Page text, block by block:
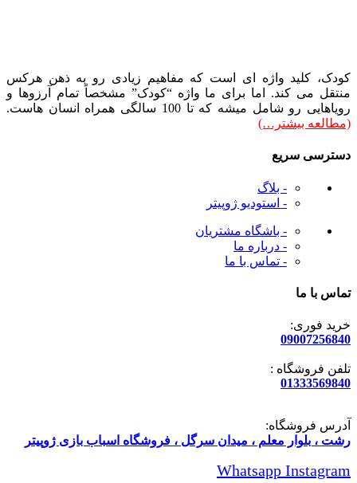
کودک، کلید واژه ای است که مفاهیم زیادی رو به ذهن هرکس
منتقل می کند. اما برای ما واژه “کودک” مشخصاً تمام آرزوها و
رویاهایی رو شامل میشه که تا 100 سالگی همراه انسان هاست.
(مطالعه بیشتر…)
دسترسی سریع
- بلاگ
- استودیو ژوپیتر
- باشگاه مشتریان
- درباره ما
- تماس با ما
تماس با ما
خرید فوری:
09007256840
تلفن فروشگاه :
01333569840
آدرس فروشگاه:
رشت ، بلوار معلم ، میدان سرگل ، فروشگاه اسباب بازی ژوپیتر
Whatsapp Instagram